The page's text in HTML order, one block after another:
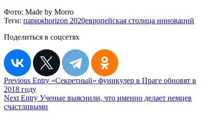
Фото: Made by Morro
Теги: парижhorizon 2020европейская столица инноваций
Поделиться в соцсетях
Навигация
по
записям
Previous Entry «Секретный» фуникулер в Праге обновят в
2018 году
Next Entry Ученые выяснили, что именно делает немцев
счастливыми